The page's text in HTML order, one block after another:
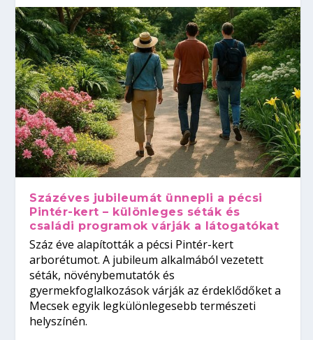
Százéves jubileumát ünnepli a pécsi
Pintér-kert – különleges séták és
családi programok várják a látogatókat
Száz éve alapították a pécsi Pintér-kert
arborétumot. A jubileum alkalmából vezetett
séták, növénybemutatók és
gyermekfoglalkozások várják az érdeklődőket a
Mecsek egyik legkülönlegesebb természeti
helyszínén.